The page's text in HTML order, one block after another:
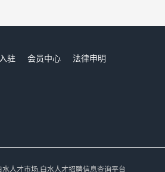
驻 会员中心
法律申明
人才市场,白水人才招聘信息查询平台